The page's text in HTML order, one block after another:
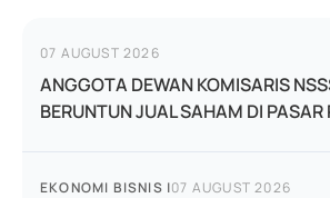
07 AUGUST 2026
ANGGOTA DEWAN KOMISARIS
BERUNTUN JUAL SAHAM DI PASAR
EKONOMI BISNIS |07 AUGUST 2026